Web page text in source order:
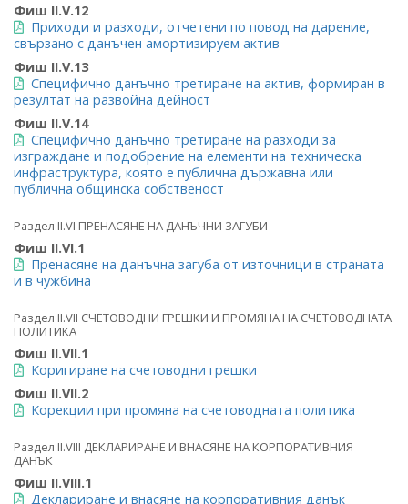
Фиш II.V.12
Приходи и разходи, отчетени по повод на дарение,
свързано с данъчен амортизируем актив
Фиш II.V.13
Специфично данъчно третиране на актив, формиран в
резултат на развойна дейност
Фиш II.V.14
Специфично данъчно третиране на разходи за
изграждане и подобрение на елементи на техническа
инфраструктура, която е публична държавна или
публична общинска собственост
Раздел II.VI ПРЕНАСЯНЕ НА ДАНЪЧНИ ЗАГУБИ
Фиш II.VI.1
Пренасяне на данъчна загуба от източници в страната
и в чужбина
Раздел II.VII СЧЕТОВОДНИ ГРЕШКИ И ПРОМЯНА НА СЧЕТОВОДНАТА
ПОЛИТИКА
Фиш II.VII.1
Коригиране на счетоводни грешки
Фиш II.VII.2
Корекции при промяна на счетоводната политика
Раздел II.VIII ДЕКЛАРИРАНЕ И ВНАСЯНЕ НА КОРПОРАТИВНИЯ
ДАНЪК
Фиш II.VIII.1
Деклариране и внасяне на корпоративния данък